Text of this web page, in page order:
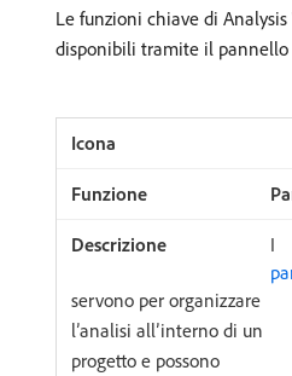
Le funzioni chiave di
disponibili tramite il pannello
I
servono per organizzare
l’analisi all’interno di un
progetto e possono